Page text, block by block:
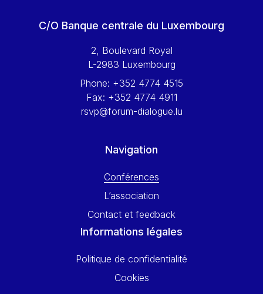
Wolfgang Ketterle
Yossi Beillin
Yves FRANCHET
C/O Banque centrale du Luxembourg
2, Boulevard Royal
L-2983 Luxembourg
Phone: +352 4774 4515
Fax: +352 4774 4911
rsvp@forum-dialogue.lu
Navigation
Conférences
L’association
Contact et feedback
Informations légales
Politique de confidentialité
Cookies